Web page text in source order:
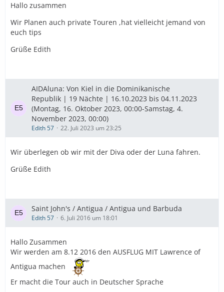
Antigua.8.11.23. Ulrike Markgraf, wer die Insel nicht
ihr unterwegs, aber diesmal noch mal 🥰
hafenausgang , geht quer über die Insel zu einem
Santo Domingo 10.11.23, bin ich mit einem deutschen
Auswanderer im Gespräch
La Romana 😍 11.11.23, wieder mit Seavis tours, das 4.
mal 🥰
Mit dem Speed Boot nach Saona
Kostet 95 $ pP zuzüglich 15$ Taxi hin und zurück
Habe einen Promo Code
Code bei der Buchung angeben
Promo Code ist
GARU99
Saona vip tour
Hallo zusammen
Wir Planen auch private Touren ,hat vielleicht jemand von
euch tips
Grüße Edith
AIDAluna: Von Kiel in die Dominikanische
Republik | 19 Nächte | 16.10.2023 bis 04.11.2023
(Montag, 16. Oktober 2023, 00:00-Samstag, 4.
November 2023, 00:00)
Edith 57 22. Juli 2023 um 23:25
Wir überlegen ob wir mit der Diva oder der Luna fahren.
Grüße Edith
Saint John's / Antigua / Antigua und Barbuda
Edith 57 6. Juli 2016 um 18:01
Hallo Zusammen
Wir werden am 8.12 2016 den AUSFLUG MIT Lawrence of
Antigua machen
Er macht die Tour auch in Deutscher Sprache